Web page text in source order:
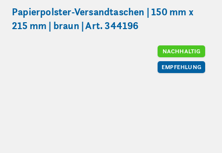
Papierpolster-Versandtaschen | 150 mm x
215 mm | braun | Art. 344196
NACHHALTIG
EMPFEHLUNG